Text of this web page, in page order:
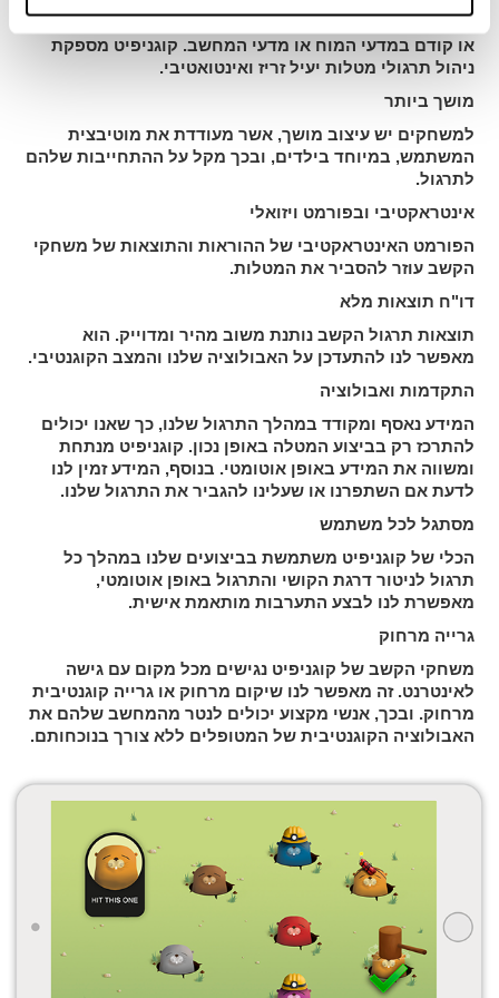
ואינטואטיבית, לכן היא יכולה ליהות בשימוש ללא ידע מיוחד
או קודם במדעי המוח או מדעי המחשב. קוגניפיט מספקת
ניהול תרגולי מטלות יעיל זריז ואינטואטיבי.
מושך ביותר
למשחקים יש עיצוב מושך, אשר מעודדת את מוטיבצית
המשתמש, במיוחד בילדים, ובכך מקל על ההתחייבות שלהם
לתרגול.
אינטראקטיבי ובפורמט ויזואלי
הפורמט האינטראקטיבי של ההוראות והתוצאות של משחקי
הקשב עוזר להסביר את המטלות.
דו"ח תוצאות מלא
תוצאות תרגול הקשב נותנת משוב מהיר ומדוייק. הוא
מאפשר לנו להתעדכן על האבולוציה שלנו והמצב הקוגנטיבי.
התקדמות ואבולוציה
המידע נאסף ומקודד במהלך התרגול שלנו, כך שאנו יכולים
להתרכז רק בביצוע המטלה באופן נכון. קוגניפיט מנתחת
ומשווה את המידע באופן אוטומטי. בנוסף, המידע זמין לנו
לדעת אם השתפרנו או שעלינו להגביר את התרגול שלנו.
מסתגל לכל משתמש
הכלי של קוגניפיט משתמשת בביצועים שלנו במהלך כל
תרגול לניטור דרגת הקושי והתרגול באופן אוטומטי,
מאפשרת לנו לבצע התערבות מותאמת אישית.
גרייה מרחוק
משחקי הקשב של קוגניפיט נגישים מכל מקום עם גישה
לאינטרנט. זה מאפשר לנו שיקום מרחוק או גרייה קוגנטיבית
מרחוק. ובכך, אנשי מקצוע יכולים לנטר מהמחשב שלהם את
האבולוציה הקוגנטיבית של המטופלים ללא צורך בנוכחותם.